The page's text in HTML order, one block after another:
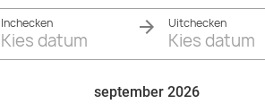
Inchecken
Kies datum
Uitchecken
Kies datum
september 2026